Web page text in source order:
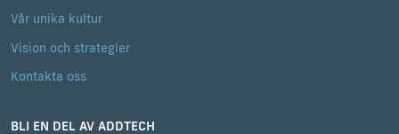
Vår unika kultur
Vision och strategier
Kontakta oss
BLI EN DEL AV ADDTECH